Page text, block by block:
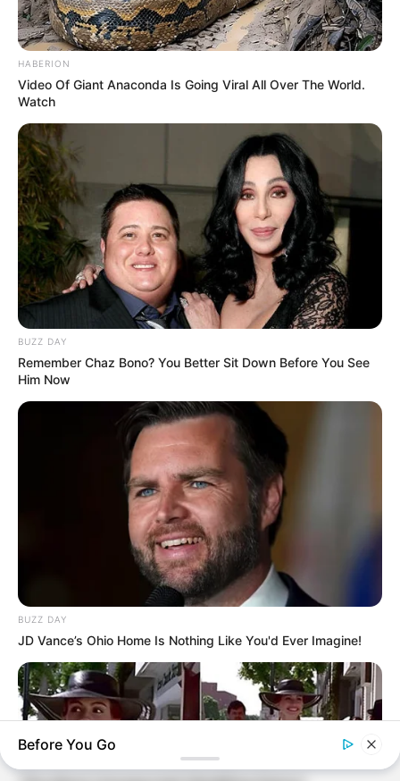
HABERION
Video Of Giant Anaconda Is Going Viral All Over The World.
Watch
BUZZ DAY
Remember Chaz Bono? You Better Sit Down Before You See
Him Now
BUZZ DAY
JD Vance’s Ohio Home Is Nothing Like You'd Ever Imagine!
Before You Go